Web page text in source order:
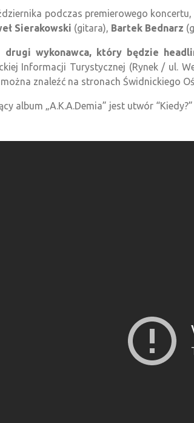
podczas premierowego
Sierakowski (gitara), Bartek Bednarz
drugi wykonawca, który będzie
Informacji Turystycznej (Rynek / ul.
znaleźć na stronach Świdnickiego
album „A.K.A.Demia” jest utwór